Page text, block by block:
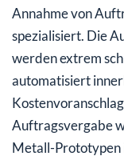
Annahme von
spezialisiert. Die
werden extrem
automatisiert
Auftragsvergabe
Metall-Prototypen